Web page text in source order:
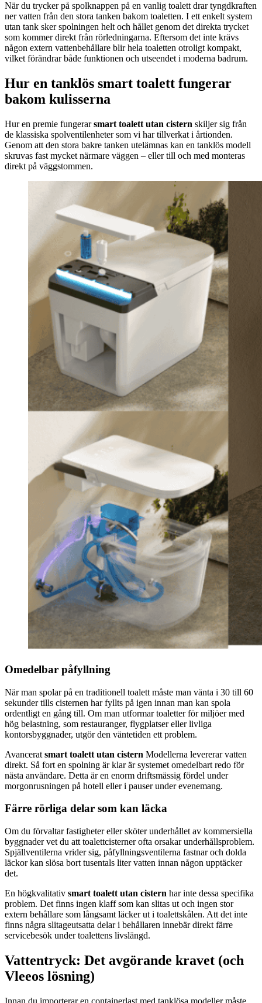
När du trycker på spolknappen på en vanlig toalett drar tyngdkraften
ner vatten från den stora tanken bakom toaletten. I ett enkelt system
utan tank sker spolningen helt och hållet genom det direkta trycket
som kommer direkt från rörledningarna. Eftersom det inte krävs
någon extern vattenbehållare blir hela toaletten otroligt kompakt,
vilket förändrar både funktionen och utseendet i moderna badrum.
Hur en tanklös smart toalett fungerar
bakom kulisserna
Hur en premie fungerarsmart toalett utan cistern skiljer sig från
de klassiska spolventilenheter som vi har tillverkat i årtionden.
Genom att den stora bakre tanken utelämnas kan en tanklös modell
skruvas fast mycket närmare väggen – eller till och med monteras
direkt på väggstommen.
Omedelbar påfyllning
När man spolar på en traditionell toalett måste man vänta i 30 till 60
sekunder tills cisternen har fyllts på igen innan man kan spola
ordentligt en gång till. Om man utformar toaletter för miljöer med
hög belastning, som restauranger, flygplatser eller livliga
kontorsbyggnader, utgör den väntetiden ett problem.
Avancerat smart toalett utan cistern Modellerna levererar vatten
direkt. Så fort en spolning är klar är systemet omedelbart redo för
nästa användare. Detta är en enorm driftsmässig fördel under
morgonrusningen på hotell eller i pauser under evenemang.
Färre rörliga delar som kan läcka
Om du förvaltar fastigheter eller sköter underhållet av kommersiella
byggnader vet du att toalettcisterner ofta orsakar underhållsproblem.
Spjällventilerna vrider sig, påfyllningsventilerna fastnar och dolda
läckor kan slösa bort tusentals liter vatten innan någon upptäcker
det.
En högkvalitativ smart toalett utan cistern har inte dessa specifika
problem. Det finns ingen klaff som kan slitas ut och ingen stor
extern behållare som långsamt läcker ut i toalettskålen. Att det inte
finns några slitageutsatta delar i behållaren innebär direkt färre
servicebesök under toalettens livslängd.
Vattentryck: Det avgörande kravet (och
Vleeos lösning)
Innan du importerar en containerlast med tanklösa modeller måste